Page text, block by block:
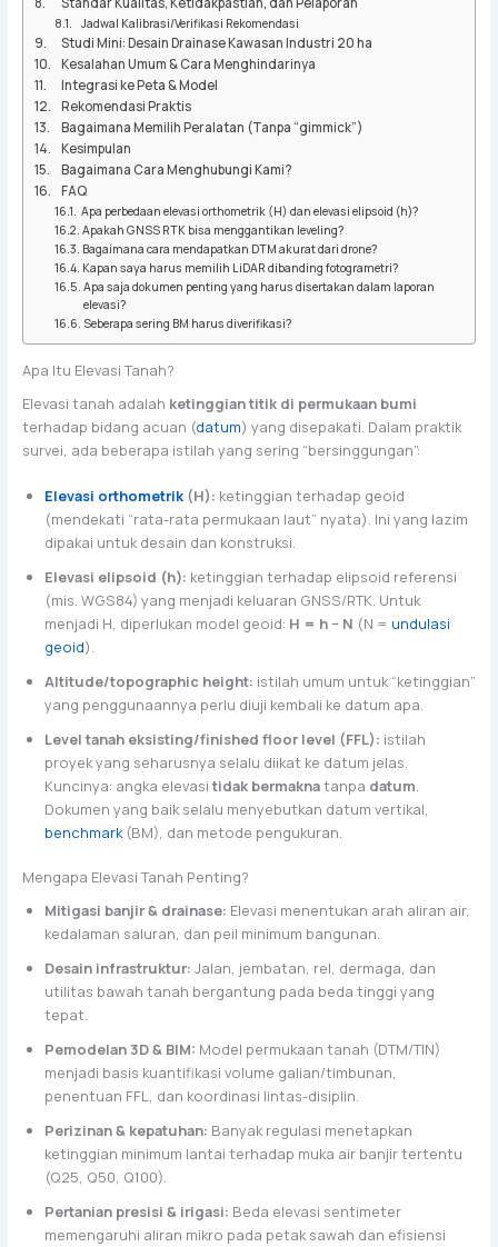
Jadwal Kalibrasi/Verifikasi Rekomendasi
Studi Mini: Desain Drainase Kawasan Industri 20 ha
Kesalahan Umum & Cara Menghindarinya
Integrasi ke Peta & Model
Rekomendasi Praktis
Bagaimana Memilih Peralatan (Tanpa “gimmick”)
Kesimpulan
Bagaimana Cara Menghubungi Kami?
FAQ
Apa perbedaan elevasi orthometrik (H) dan elevasi elipsoid (h)?
Apakah GNSS RTK bisa menggantikan leveling?
Bagaimana cara mendapatkan DTM akurat dari drone?
Kapan saya harus memilih LiDAR dibanding fotogrametri?
Apa saja dokumen penting yang harus disertakan dalam laporan
elevasi?
Seberapa sering BM harus diverifikasi?
Apa Itu Elevasi Tanah?
Elevasi tanah adalah ketinggian titik di permukaan bumi
terhadap bidang acuan (datum) yang disepakati. Dalam praktik
survei, ada beberapa istilah yang sering “bersinggungan”:
Elevasi orthometrik(H): ketinggian terhadap geoid
(mendekati “rata-rata permukaan laut” nyata). Ini yang lazim
dipakai untuk desain dan konstruksi.
Elevasi elipsoid (h): ketinggian terhadap elipsoid referensi
(mis. WGS84) yang menjadi keluaran GNSS/RTK. Untuk
menjadi H, diperlukan model geoid: H = h − N (N = undulasi
geoid).
Altitude/topographic height: istilah umum untuk “ketinggian”
yang penggunaannya perlu diuji kembali ke datum apa.
Level tanah eksisting/finished floor level (FFL): istilah
proyek yang seharusnya selalu diikat ke datum jelas.
Kuncinya: angka elevasitidak bermaknatanpa datum.
Dokumen yang baik selalu menyebutkan datum vertikal,
benchmark(BM), dan metode pengukuran.
Mengapa Elevasi Tanah Penting?
Mitigasi banjir & drainase: Elevasi menentukan arah aliran air,
kedalaman saluran, dan peil minimum bangunan.
Desain infrastruktur: Jalan, jembatan, rel, dermaga, dan
utilitas bawah tanah bergantung pada beda tinggi yang
tepat.
Pemodelan 3D & BIM: Model permukaan tanah (DTM/TIN)
menjadi basis kuantifikasi volume galian/timbunan,
penentuan FFL, dan koordinasi lintas-disiplin.
Perizinan & kepatuhan: Banyak regulasi menetapkan
ketinggian minimum lantai terhadap muka air banjir tertentu
(Q25, Q50, Q100).
Pertanian presisi & irigasi: Beda elevasi sentimeter
memengaruhi aliran mikro pada petak sawah dan efisiensi